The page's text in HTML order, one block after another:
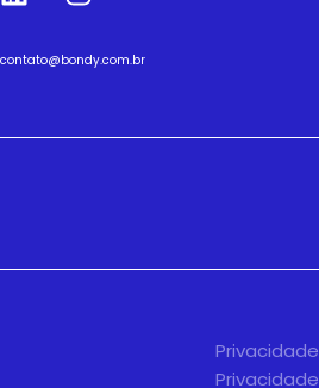
contato@bondy.com.br
Privacidade
Privacidade